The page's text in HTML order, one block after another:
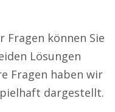
können Sie
Lösungen
Fragen haben wir
dargestellt.